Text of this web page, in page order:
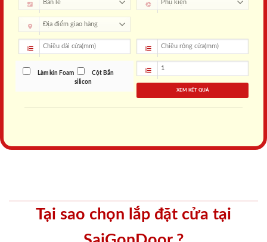
Làm kín Foam
Cột Bắn
silicon
XEM KẾT QUẢ
Tại sao chọn lắp đặt cửa tại